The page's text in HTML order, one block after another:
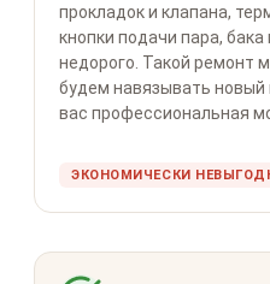
прокладок и клапана,
кнопки подачи пара,
недорого. Такой ремонт
будем навязывать новый
вас профессиональная
ЭКОНОМИЧЕСКИ